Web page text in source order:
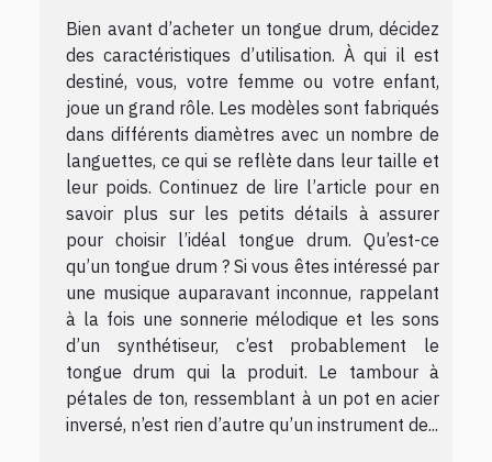
Bien avant d’acheter un tongue drum, décidez
des caractéristiques d’utilisation. À qui il est
destiné, vous, votre femme ou votre enfant,
joue un grand rôle. Les modèles sont fabriqués
dans différents diamètres avec un nombre de
languettes, ce qui se reflète dans leur taille et
leur poids. Continuez de lire l’article pour en
savoir plus sur les petits détails à assurer
pour choisir l’idéal tongue drum. Qu’est-ce
qu’un tongue drum ? Si vous êtes intéressé par
une musique auparavant inconnue, rappelant
à la fois une sonnerie mélodique et les sons
d’un synthétiseur, c’est probablement le
tongue drum qui la produit. Le tambour à
pétales de ton, ressemblant à un pot en acier
inversé, n’est rien d’autre qu’un instrument de...